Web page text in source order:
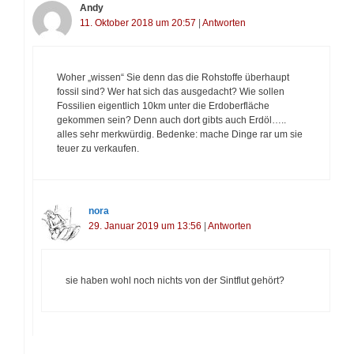
Andy
11. Oktober 2018 um 20:57
Antworten
Woher „wissen“ Sie denn das die Rohstoffe überhaupt
fossil sind? Wer hat sich das ausgedacht? Wie sollen
Fossilien eigentlich 10km unter die Erdoberfläche
gekommen sein? Denn auch dort gibts auch Erdöl…..
alles sehr merkwürdig. Bedenke: mache Dinge rar um sie
teuer zu verkaufen.
nora
29. Januar 2019 um 13:56
Antworten
sie haben wohl noch nichts von der Sintflut gehört?